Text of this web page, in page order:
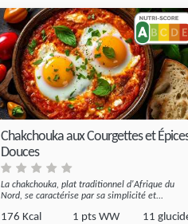
Chakchouka aux Courgettes et
Douces
La chakchouka, plat traditionnel d'Afrique du
Nord, se caractérise par sa simplicité et...
176 Kcal 1 pts WW 11